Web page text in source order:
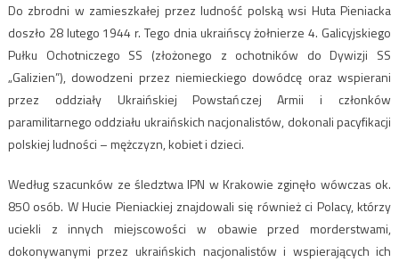
Do zbrodni w zamieszkałej przez ludność polską wsi Huta Pieniacka
doszło 28 lutego 1944 r. Tego dnia ukraińscy żołnierze 4. Galicyjskiego
Pułku Ochotniczego SS (złożonego z ochotników do Dywizji SS
„Galizien”), dowodzeni przez niemieckiego dowódcę oraz wspierani
przez oddziały Ukraińskiej Powstańczej Armii i członków
paramilitarnego oddziału ukraińskich nacjonalistów, dokonali pacyfikacji
polskiej ludności – mężczyzn, kobiet i dzieci.
Według szacunków ze śledztwa IPN w Krakowie zginęło wówczas ok.
850 osób. W Hucie Pieniackiej znajdowali się również ci Polacy, którzy
uciekli z innych miejscowości w obawie przed morderstwami,
dokonywanymi przez ukraińskich nacjonalistów i wspierających ich